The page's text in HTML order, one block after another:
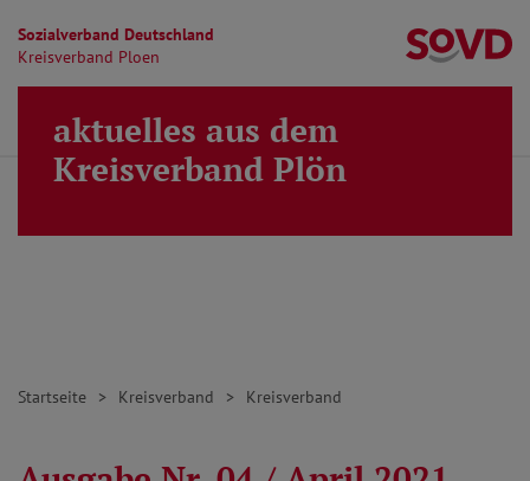
Sozialverband Deutschland
Kreisverband Ploen
Direkt zu den Inhalten springen
MENÜ
aktuelles aus dem
Kreisverband Plön
Startseite Kreisverband Kreisverband